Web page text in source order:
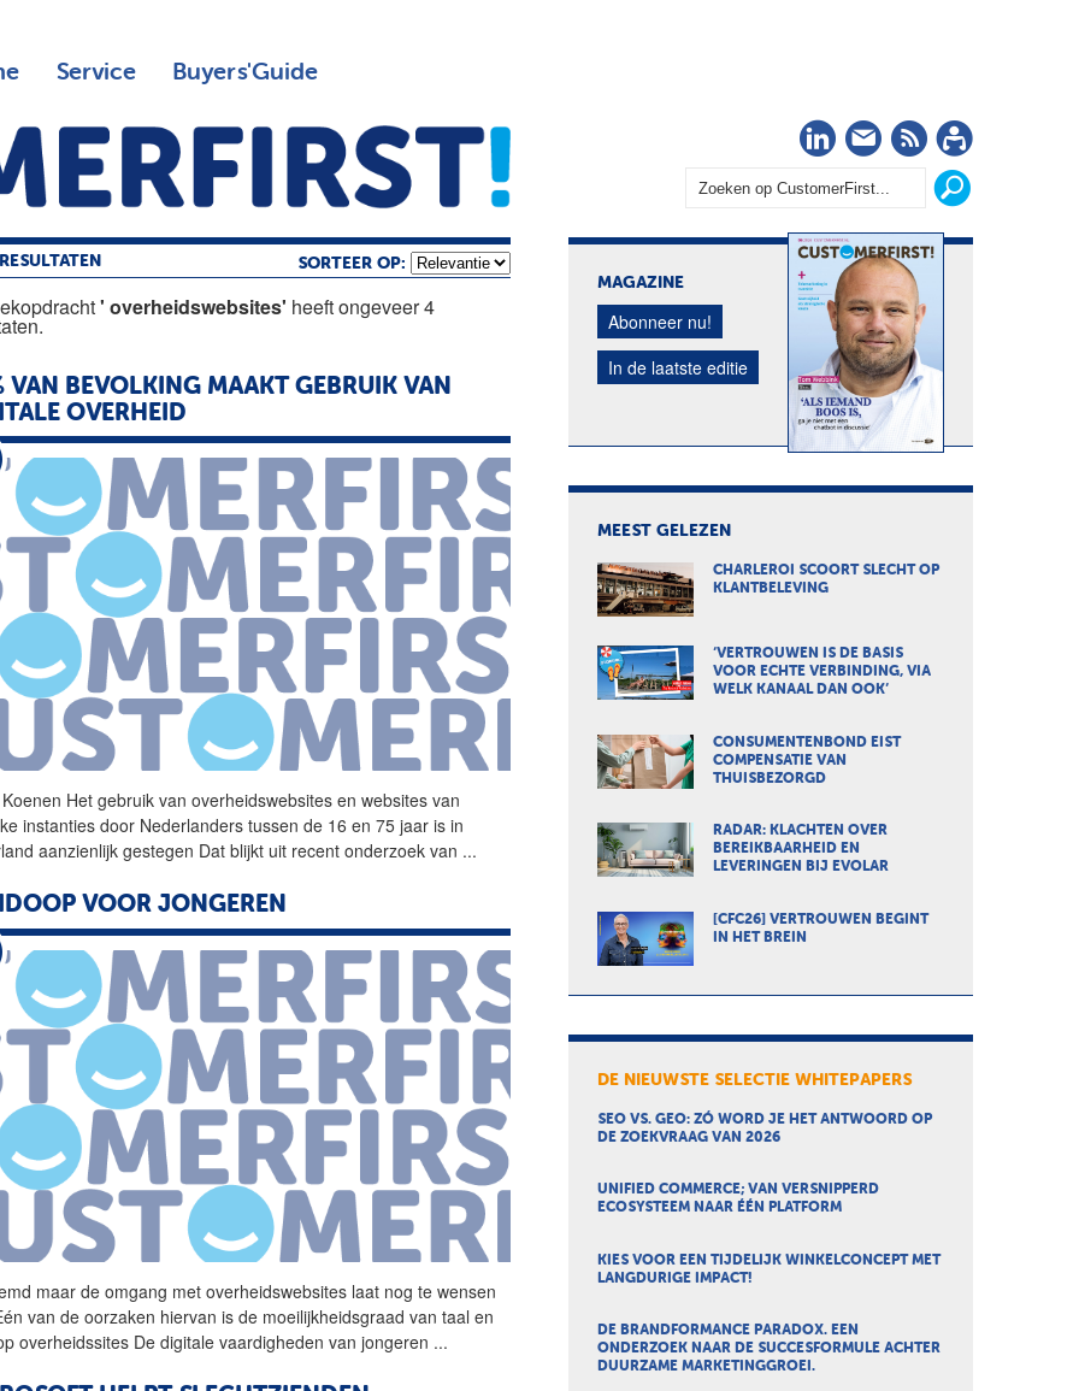
Service Buyers'Guide
LinkedIn
Nieuwsbrief
RSS
SORTEER OP:
' overheidswebsites' heeft ongeveer 4
VAN BEVOLKING MAAKT GEBRUIK VAN
OVERHEID
Koenen Het gebruik vanoverheidswebsites en websites van
instanties door Nederlanders tussen de 16 en 75 jaar is in
aanzienlijk gestegen Dat blijkt uit recent onderzoek van ...
VOOR JONGEREN
maar de omgang metoverheidswebsites laat nog te wensen
van de oorzaken hiervan is de moeilijkheidsgraad van taal en
overheidssites De digitale vaardigheden van jongeren ...
MAGAZINE
Abonneer nu!
In de laatste editie
MEEST GELEZEN
CHARLEROI SCOORT SLECHT OP
KLANTBELEVING
‘VERTROUWEN IS DE BASIS
VOOR ECHTE VERBINDING, VIA
WELK KANAAL DAN OOK’
CONSUMENTENBOND EIST
COMPENSATIE VAN
THUISBEZORGD
RADAR: KLACHTEN OVER
BEREIKBAARHEID EN
LEVERINGEN BIJ EVOLAR
[CFC26] VERTROUWEN BEGINT
IN HET BREIN
DE NIEUWSTE SELECTIE WHITEPAPERS
SEO VS. GEO: ZÓ WORD JE HET ANTWOORD OP
DE ZOEKVRAAG VAN 2026
UNIFIED COMMERCE; VAN VERSNIPPERD
ECOSYSTEEM NAAR ÉÉN PLATFORM
KIES VOOR EEN TIJDELIJK WINKELCONCEPT MET
LANGDURIGE IMPACT!
DE BRANDFORMANCE PARADOX. EEN
ONDERZOEK NAAR DE SUCCESFORMULE ACHTER
DUURZAME MARKETINGGROEI.